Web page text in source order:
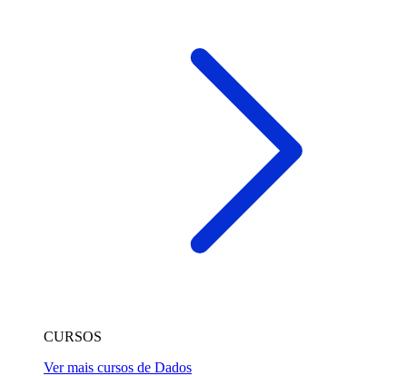
CURSOS
Ver mais cursos de Dados